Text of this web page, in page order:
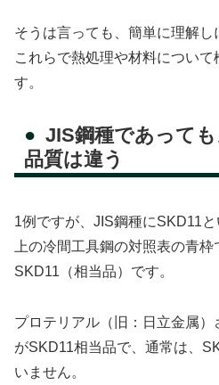
そうは言っても、簡単に理解し
これらで熱処理や材料について
す。
JIS鋼種であって
品質は違う
1例ですが、JIS鋼種にSKD11と
上の冷間工具鋼の対照表の青
SKD11（相当品）です。
プロテリアル（旧：日立金属
がSKD11相当品で、通常は、
いません。